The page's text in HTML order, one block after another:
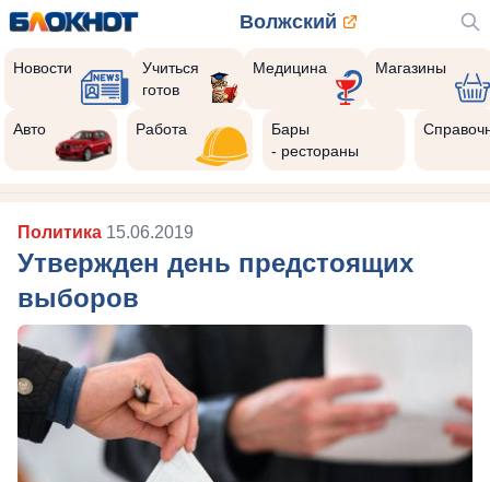
Волжский
Новости
Учиться
готов
Медицина Магазины
Авто Работа
Бары
- рестораны
Политика 15.06.2019
Утвержден день предстоящих
выборов